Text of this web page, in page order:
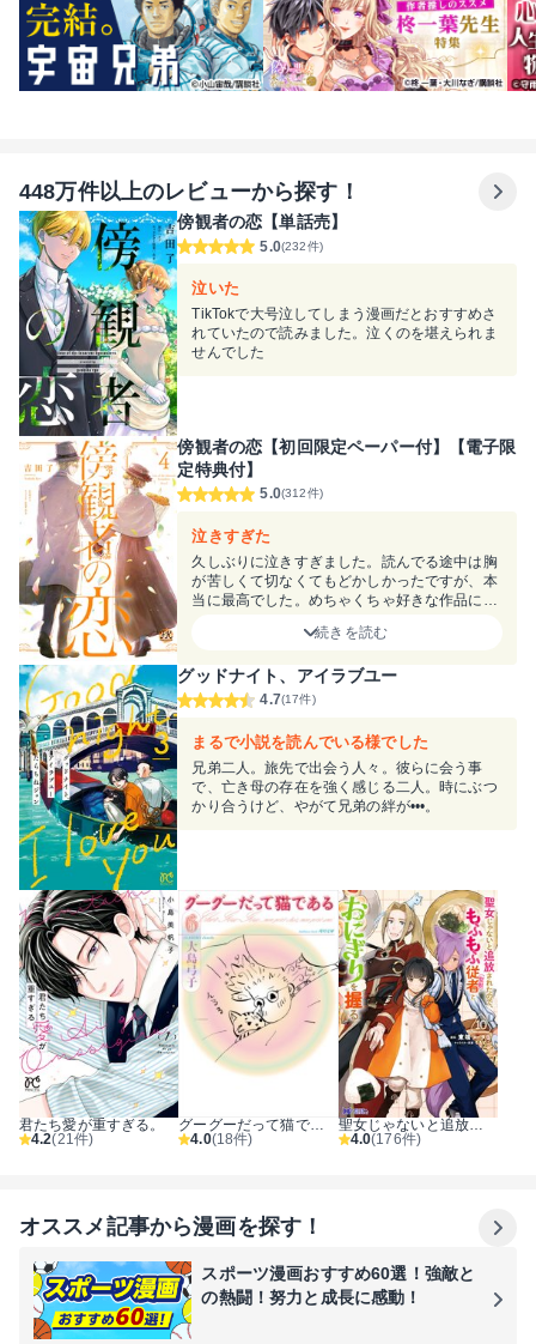
448万件以上のレビューから探す！
傍観者の恋【単話売】
5.0(232件)
泣いた
TikTokで大号泣してしまう漫画だとおすすめさ
れていたので読みました。泣くのを堪えられま
せんでした
傍観者の恋【初回限定ペーパー付】【電子限
定特典付】
5.0(312件)
泣きすぎた
久しぶりに泣きすぎました。読んでる途中は胸
が苦しくて切なくてもどかしかったですが、本
当に最高でした。めちゃくちゃ好きな作品にな
続きを読む
グッドナイト、アイラブユー
4.7(17件)
まるで小説を読んでいる様でした
兄弟二人。旅先で出会う人々。彼らに会う事
で、亡き母の存在を強く感じる二人。時にぶつ
かり合うけど、やがて兄弟の絆が•••。
君たち愛が重すぎる。
4.2(21件)
グーグーだって猫である
4.0(18件)
4.0(176件)
オススメ記事から漫画を探す！
スポーツ漫画おすすめ60選！強敵と
の熱闘！努力と成長に感動！